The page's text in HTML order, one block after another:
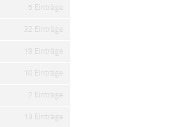
5 Einträge
32 Einträge
19 Einträge
10 Einträge
7 Einträge
13 Einträge